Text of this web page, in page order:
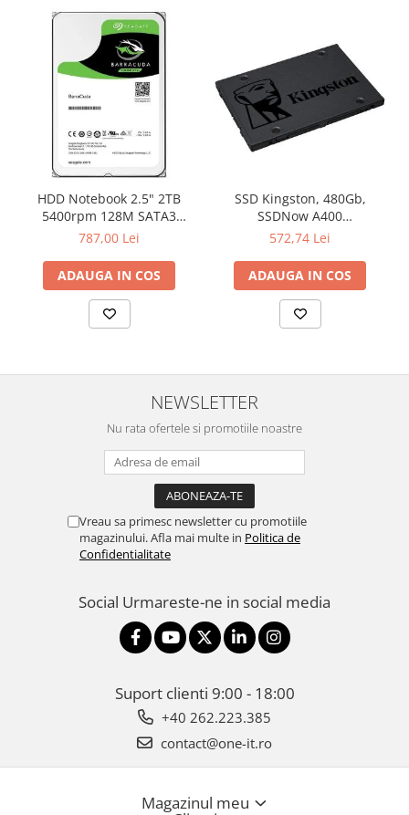
Imprimante 3D
TV, Multimedia & Electronice
Televizoare & accesorii
Multiboard & Accessorii
Multimedia
Foto & Video
Cloud si Aplicatii SaaS
Sisteme Videoconferinta
Securitate Date
Antivirus
HDD Notebook 2.5" 2TB
5400rpm 128M SATA3
SEAGATE
787,00 Lei
ADAUGA IN COS
SSD Kingston, 480Gb,
SSDNow A400
"SA400S37/480G"
572,74 Lei
ADAUGA IN COS
NEWSLETTER
Nu rata ofertele si promotiile noastre
Vreau sa primesc newsletter cu promotiile
magazinului. Afla mai multe in Politica de
Confidentialitate
Social Urmareste-ne in social media
Suport clienti 9:00 - 18:00
+40 262.223.385
contact@one-it.ro
Magazinul meu